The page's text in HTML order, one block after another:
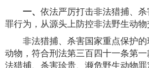
一、 依法严厉打击非法猎捕、
罪行为，从源头上防控非法野生动物
非法猎捕、杀害国家重点保护的
动物，符合刑法第三百四十一条第
法猎捕、杀害珍贵、濒危野生动物罪